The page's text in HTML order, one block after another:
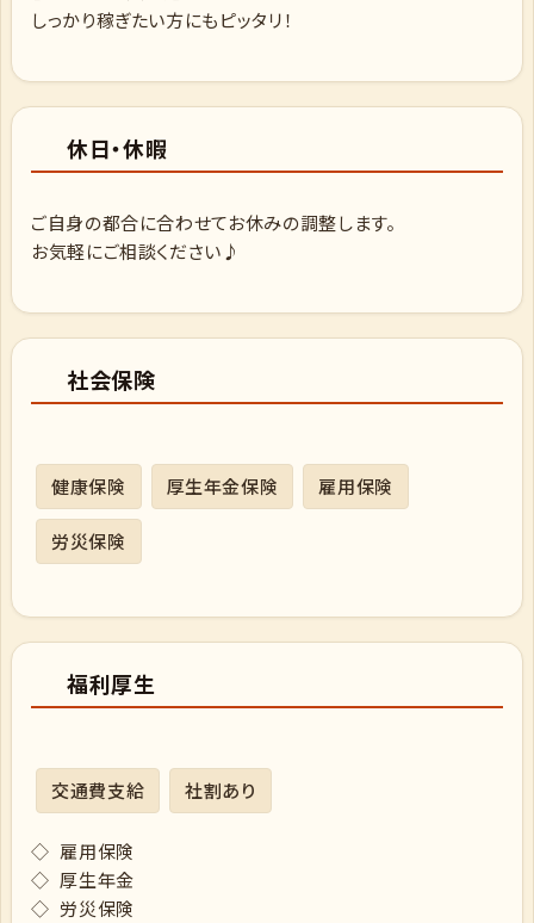
しっかり稼ぎたい方にもピッタリ！
休日・休暇
ご自身の都合に合わせてお休みの調整します。
お気軽にご相談ください♪
社会保険
健康保険 厚生年金保険 雇用保険
労災保険
福利厚生
交通費支給 社割あり
◇ 雇用保険
◇ 厚生年金
◇ 労災保険